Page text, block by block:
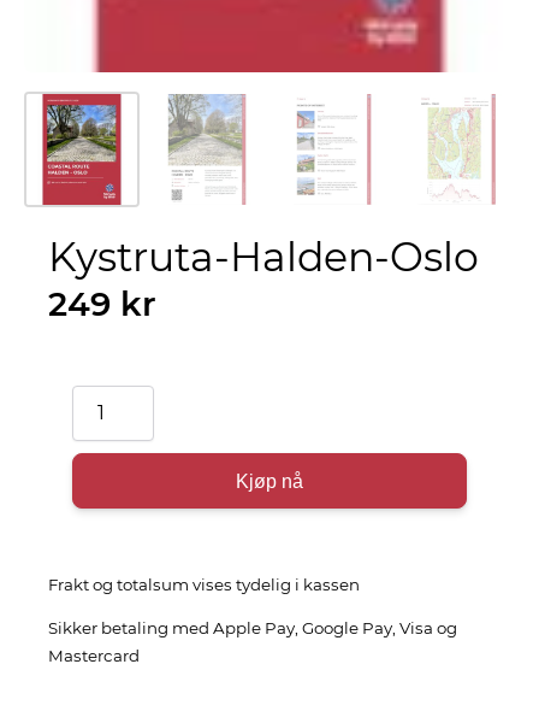
Kystruta-Halden-Oslo
249 kr
Kystruta-
Halden-
Oslo
Kjøp nå
Frakt og totalsum vises tydelig i kassen
Sikker betaling med Apple Pay, Google Pay, Visa og
Mastercard